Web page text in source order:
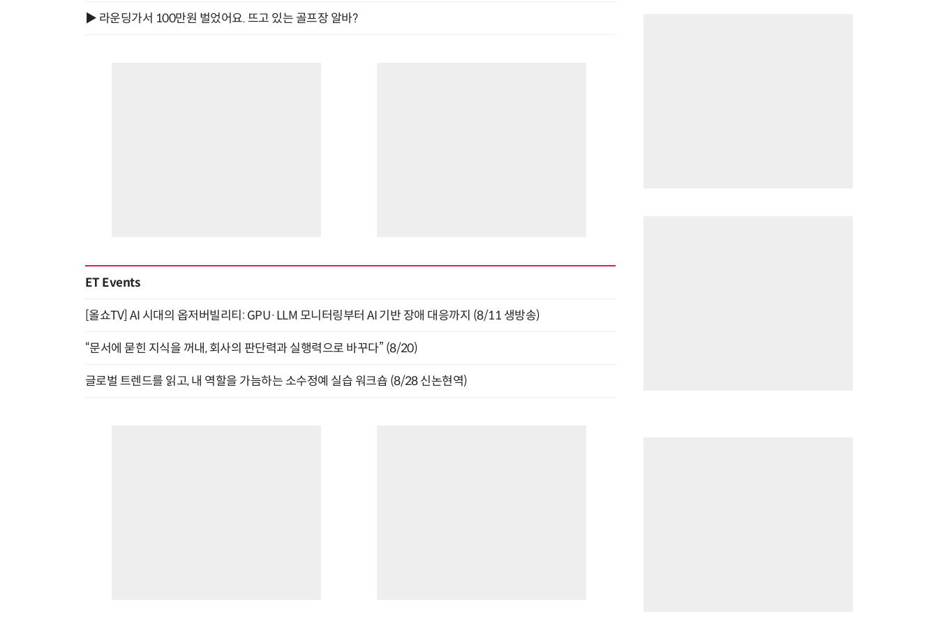
▶ 라운딩가서 100만원 벌었어요. 뜨고 있는 골프장 알바?
ET Events
[올쇼TV] AI 시대의 옵저버빌리티: GPU·LLM 모니터링부터 AI 기반 장애 대응까지 (8/11 생방송)
“문서에 묻힌 지식을 꺼내, 회사의 판단력과 실행력으로 바꾸다” (8/20)
글로벌 트렌드를 읽고, 내 역할을 가늠하는 소수정예 실습 워크숍 (8/28 신논현역)